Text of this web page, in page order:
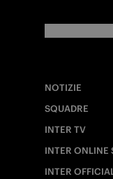
NOTIZIE
SQUADRE
INTER TV
INTER ONLINE
INTER